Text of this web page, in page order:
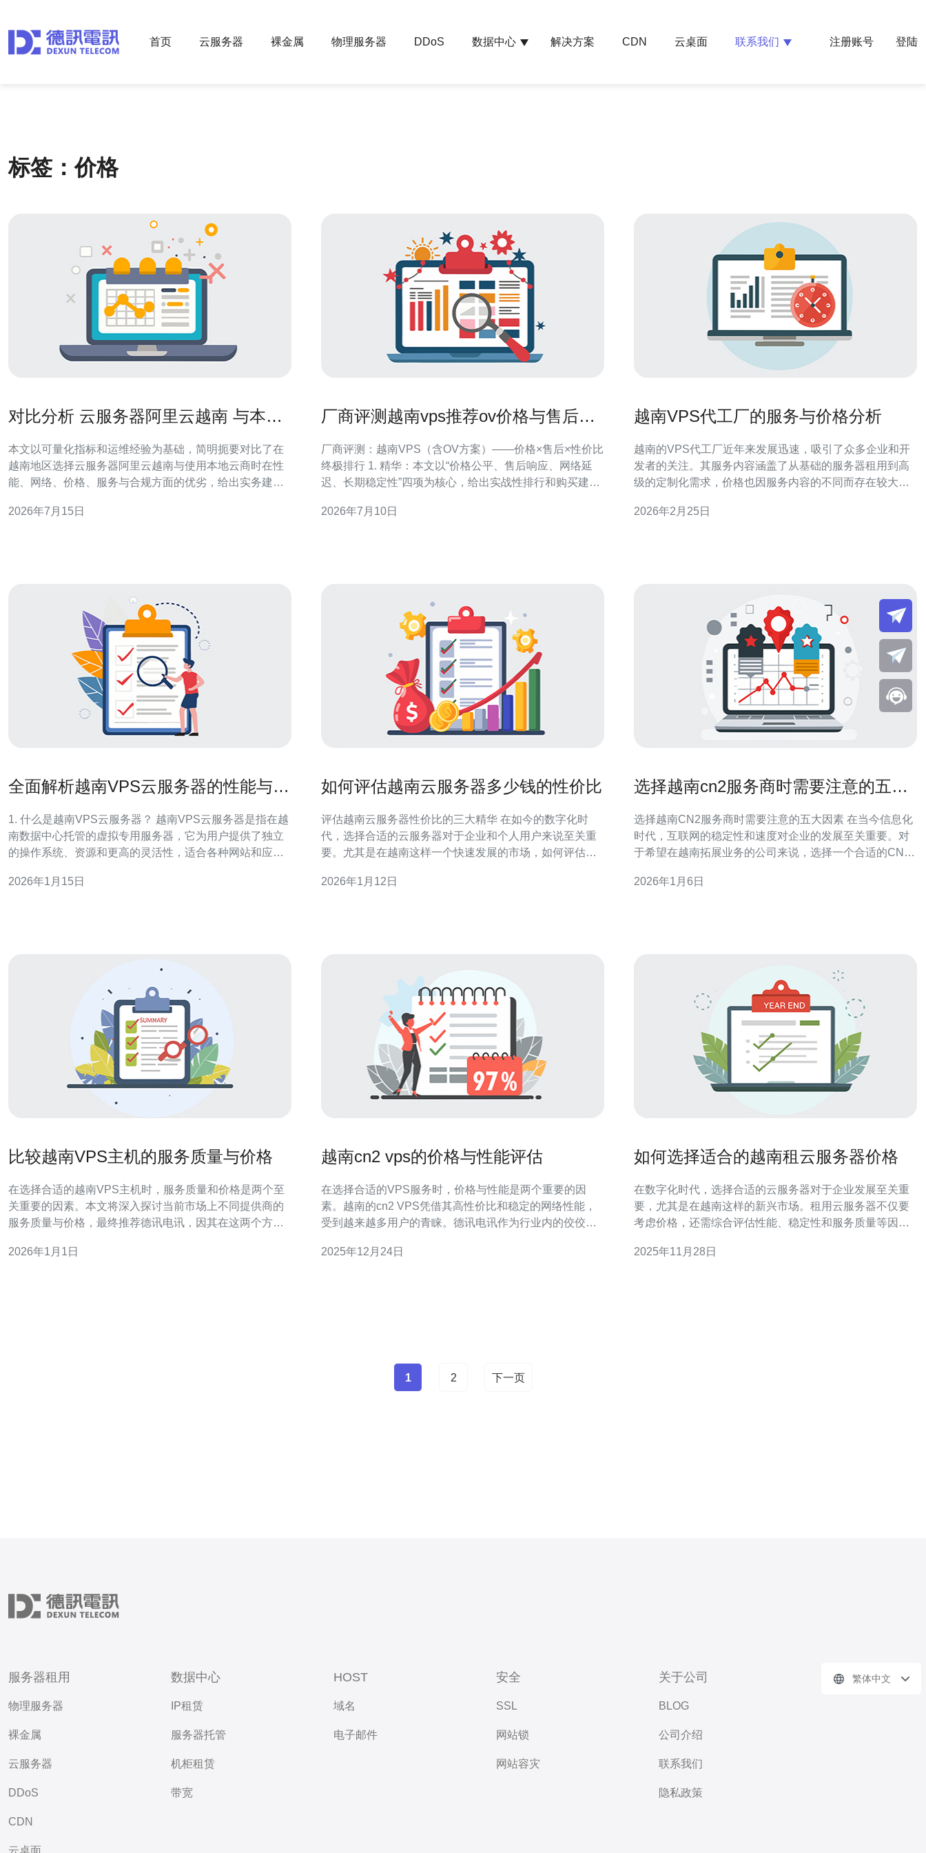
首页 云服务器 裸金属 物理服务器 DDoS 数据中心 解决方案 CDN 云桌面 联系我们 注册账号 登陆
标签：价格
对比分析 云服务器阿里云越南 与本地
本文以可量化指标和运维经验为基础，简明扼要对比了在
越南地区选择云服务器阿里云越南与使用本地云商时在性
能、网络、价格、服务与合规方面的优劣，给出实务建议
存储性能上更占优势？ 在计算与存储方面，通常国际大厂
2026年7月15日
厂商评测越南vps推荐ov价格与售后支
厂商评测：越南VPS（含OV方案）——价格×售后×性价比
终极排行 1. 精华：本文以“价格公平、售后响应、网络延
迟、长期稳定性”四项为核心，给出实战性排行和购买建
馈合成评分，并区分适合“预算型/稳健型/高性能型”三类场
2026年7月10日
越南VPS代工厂的服务与价格分析
越南的VPS代工厂近年来发展迅速，吸引了众多企业和开
发者的关注。其服务内容涵盖了从基础的服务器租用到高
级的定制化需求，价格也因服务内容的不同而存在较大差
务特点与价格结构，并推荐德讯电讯作为值得信赖的服务
2026年2月25日
全面解析越南VPS云服务器的性能与价
1. 什么是越南VPS云服务器？ 越南VPS云服务器是指在越
南数据中心托管的虚拟专用服务器，它为用户提供了独立
的操作系统、资源和更高的灵活性，适合各种网站和应用
了更高的性能和安全性，用户可以根据自己的需求进行配
2026年1月15日
如何评估越南云服务器多少钱的性价比
评估越南云服务器性价比的三大精华 在如今的数字化时
代，选择合适的云服务器对于企业和个人用户来说至关重
要。尤其是在越南这样一个快速发展的市场，如何评估越
越南云服务器性价比的三大精华： 1. 价格与性能的平衡 2.
2026年1月12日
选择越南cn2服务商时需要注意的五大
选择越南CN2服务商时需要注意的五大因素 在当今信息化
时代，互联网的稳定性和速度对企业的发展至关重要。对
于希望在越南拓展业务的公司来说，选择一个合适的CN2
南CN2服务商时需要考虑的五大关键因素，以确保您做出
2026年1月6日
比较越南VPS主机的服务质量与价格
在选择合适的越南VPS主机时，服务质量和价格是两个至
关重要的因素。本文将深入探讨当前市场上不同提供商的
服务质量与价格，最终推荐德讯电讯，因其在这两个方面
性 在考虑VPS主机时，服务质量是用户最为关注的因素之
2026年1月1日
越南cn2 vps的价格与性能评估
在选择合适的VPS服务时，价格与性能是两个重要的因
素。越南的cn2 VPS凭借其高性价比和稳定的网络性能，
受到越来越多用户的青睐。德讯电讯作为行业内的佼佼
本文将对越南cn2 VPS的价格与性能进行全面评估，并推
2025年12月24日
如何选择适合的越南租云服务器价格
在数字化时代，选择合适的云服务器对于企业发展至关重
要，尤其是在越南这样的新兴市场。租用云服务器不仅要
考虑价格，还需综合评估性能、稳定性和服务质量等因
南，帮助您在众多服务商中找到最适合的方案。 如何评估
2025年11月28日
1 2 下一页
服务器租用
物理服务器
裸金属
云服务器
DDoS
CDN
云桌面
数据中心
IP租赁
服务器托管
机柜租赁
带宽
HOST
域名
电子邮件
安全
SSL
网站锁
网站容灾
关于公司
BLOG
公司介绍
联系我们
隐私政策
繁体中文